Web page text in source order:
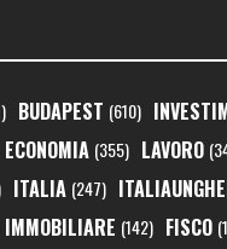
BUDAPEST (610)
ECONOMIA (355) LAVORO
ITALIA (247)
IMMOBILIARE (142) FISCO